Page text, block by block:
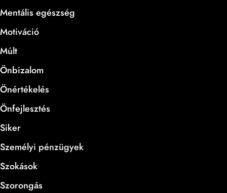
Mentális egészség
Motiváció
Múlt
Önbizalom
Önértékelés
Önfejlesztés
Siker
Személyi pénzügyek
Szokások
Szorongás